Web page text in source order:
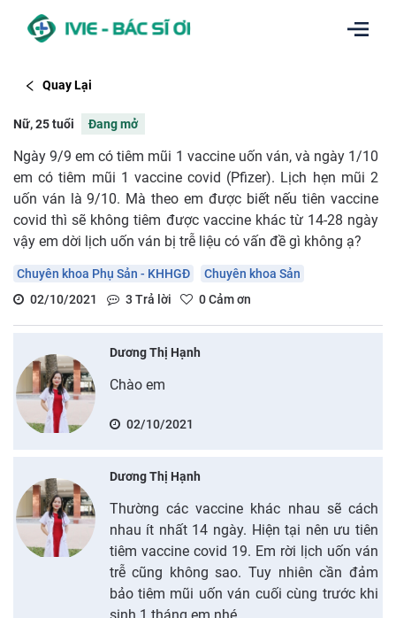
Quay Lại
Nữ, 25 tuổi Đang mở
Ngày 9/9 em có tiêm mũi 1 vaccine uốn ván, và ngày 1/10
em có tiêm mũi 1 vaccine covid (Pfizer). Lịch hẹn mũi 2
uốn ván là 9/10. Mà theo em được biết nếu tiên vaccine
covid thì sẽ không tiêm được vaccine khác từ 14-28 ngày
vậy em dời lịch uốn ván bị trễ liệu có vấn đề gì không ạ?
Chuyên khoa Phụ Sản - KHHGĐ
Chuyên khoa Sản
02/10/2021
3 Trả lời 0Cảm ơn
Dương Thị Hạnh
Chào em
02/10/2021
Dương Thị Hạnh
Thường các vaccine khác nhau sẽ cách
nhau ít nhất 14 ngày. Hiện tại nên ưu tiên
tiêm vaccine covid 19. Em rời lịch uốn ván
trễ cũng không sao. Tuy nhiên cần đảm
bảo tiêm mũi uốn ván cuối cùng trước khi
sinh 1 tháng em nhé